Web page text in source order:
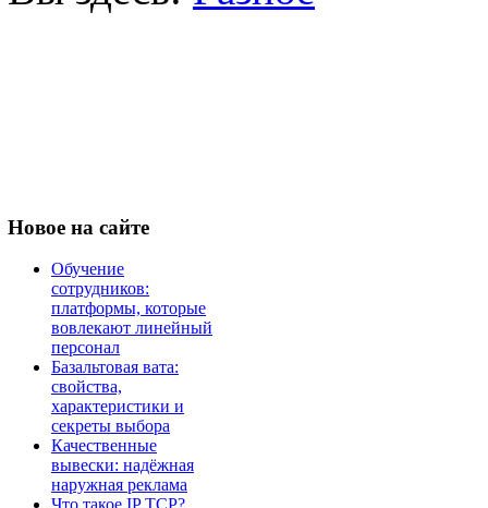
Новое на сайте
Обучение
сотрудников:
платформы, которые
вовлекают линейный
персонал
Базальтовая вата:
свойства,
характеристики и
секреты выбора
Качественные
вывески: надёжная
наружная реклама